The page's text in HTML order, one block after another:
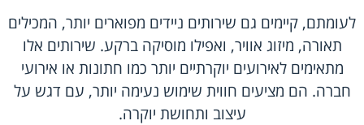
לעומתם, קיימים גם שירותים ניידים מפוארים יותר, המכילים
תאורה, מיזוג אוויר, ואפילו מוסיקה ברקע. שירותים אלו
מתאימים לאירועים יוקרתיים יותר כמו חתונות או אירועי
חברה. הם מציעים חווית שימוש נעימה יותר, עם דגש על
עיצוב ותחושת יוקרה.